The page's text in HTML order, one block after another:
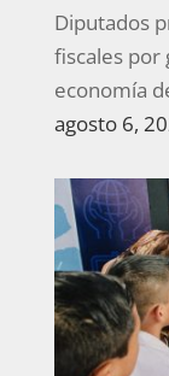
Diputados
fiscales por
economía
agosto 6,